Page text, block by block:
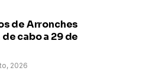
de Arronches
cabo a 29 de
2026